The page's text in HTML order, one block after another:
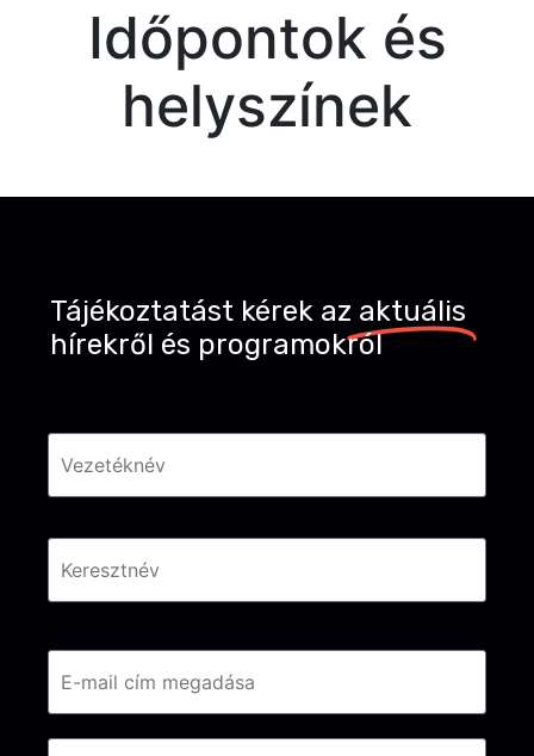
Időpontok és
helyszínek
Tájékoztatást kérek az aktuális
hírekről és programokról
Név *
Email *